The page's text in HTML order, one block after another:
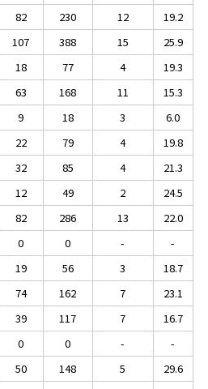
82 230 12
19.2
107 388 15
25.9
18 77 4
19.3
63 168 11
15.3
9 18 3
6.0
22 79 4
19.8
32 85 4
21.3
12 49 2
24.5
82 286 13
22.0
0 0 -
-
19 56 3
18.7
74 162 7
23.1
39 117 7
16.7
0 0 -
-
50 148 5
29.6